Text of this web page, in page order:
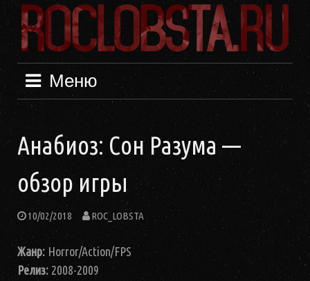
Меню
Анабиоз: Сон Разума —
обзор игры
10/02/2018 ROC_LOBSTA
Жанр: Horror/Action/FPS
Релиз: 2008-2009